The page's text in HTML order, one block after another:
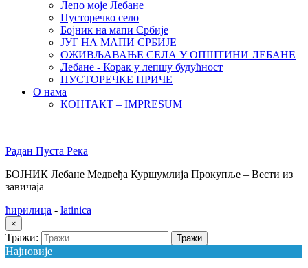
Лепо моје Лебане
Пусторечко село
Бојник на мапи Србије
ЈУГ НА МАПИ СРБИЈЕ
ОЖИВЉАВАЊЕ СЕЛА У ОПШТИНИ ЛЕБАНЕ
Лебане - Корак у лепшу будућност
ПУСТОРЕЧКЕ ПРИЧЕ
О нама
КОНТАКТ – IMPRESUM
Радан Пуста Река
БОЈНИК Лебане Медвеђа Куршумлија Прокупље – Вести из
завичаја
ћирилица - latinica
×
Тражи:
Најновије